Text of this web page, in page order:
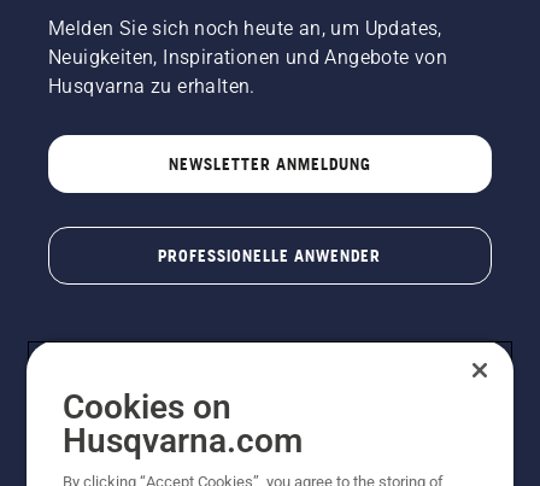
Melden Sie sich noch heute an, um Updates,
Neuigkeiten, Inspirationen und Angebote von
Husqvarna zu erhalten.
NEWSLETTER ANMELDUNG
PROFESSIONELLE ANWENDER
Cookies on
Husqvarna.com
By clicking “Accept Cookies”, you agree to the storing of